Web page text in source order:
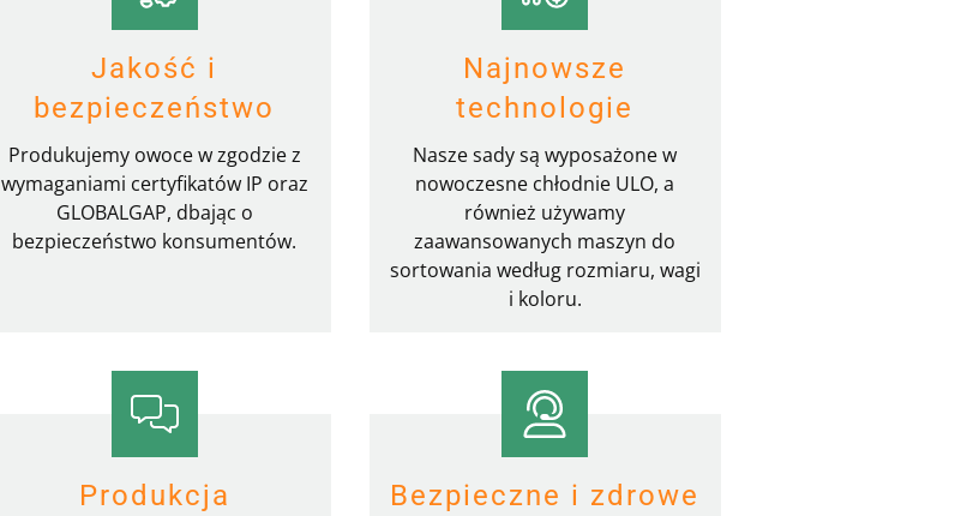
Jakość i
bezpieczeństwo
Produkujemy owoce w zgodzie z
wymaganiami certyfikatów IP oraz
GLOBALGAP, dbając o
bezpieczeństwo konsumentów.
Najnowsze
technologie
Nasze sady są wyposażone w
nowoczesne chłodnie ULO, a
również używamy
zaawansowanych maszyn do
sortowania według rozmiaru, wagi
i koloru.
Produkcja
Bezpieczne i zdrowe